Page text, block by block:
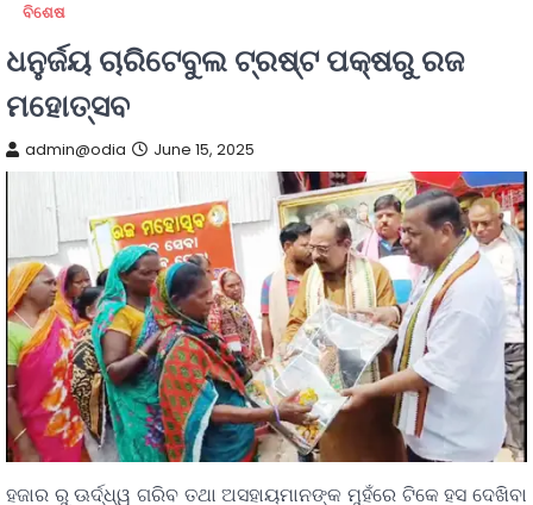
ବିଶେଷ
ଧନୁର୍ଜୟ ଚାରିଟେବୁଲ ଟ୍ରଷ୍ଟ ପକ୍ଷରୁ ରଜ
ମହୋତ୍ସବ
admin@odia June 15, 2025
ହଜାର ରୁ ଊର୍ଦ୍ଧ୍ୱ ଗରିବ ତଥା ଅସହାୟମାନଙ୍କ ମୁହଁରେ ଟିକେ ହସ ଦେଖିବା